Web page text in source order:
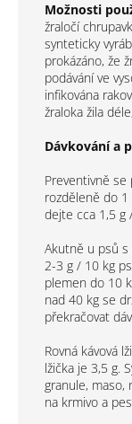
Možnosti
žraločí
synteticky
prokázáno, že
podávání ve
infikována
žraloka žila
Dávkování a
Preventivně se
rozděleně do
dejte cca 1,5 g
Akutně u psů s
2-3 g / 10 kg
plemen do 10
nad 40 kg se
překračovat
Rovná kávová
lžička je 3,5 g.
granule, maso,
na krmivo a